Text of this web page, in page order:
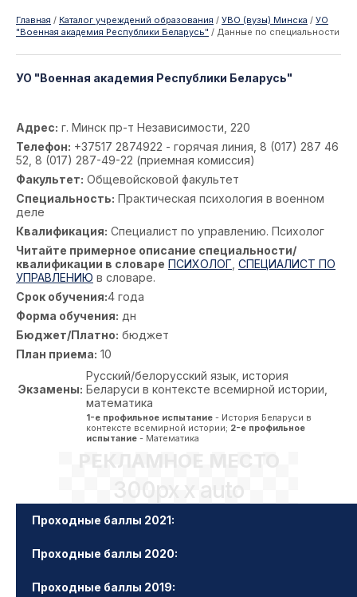
Главная / Каталог учреждений образования / УВО (вузы) Минска / УО
"Военная академия Республики Беларусь" / Данные по специальности
УО "Военная академия Республики Беларусь"
Адрес: г. Минск пр-т Независимости, 220
Телефон: +37517 2874922 - горячая линия, 8 (017) 287 46
52, 8 (017) 287-49-22 (приемная комиссия)
Факультет: Общевойсковой факультет
Специальность: Практическая психология в военном
деле
Квалификация: Специалист по управлению. Психолог
Читайте примерное описание специальности/
квалификации в словаре ПСИХОЛОГ СПЕЦИАЛИСТ ПО
УПРАВЛЕНИЮ в словаре.
Срок обучения:4 года
Форма обучения: дн
Бюджет/Платно: бюджет
План приема: 10
Экзамены:
Русский/белорусский язык, история
Беларуси в контексте всемирной истории,
математика
1-е профильное испытание - История Беларуси в
контексте всемирной истории; 2-е профильное
испытание - Математика
РЕКЛАМНОЕ МЕСТО
300px x auto
Проходные баллы 2021:
Проходные баллы 2020:
Проходные баллы 2019: